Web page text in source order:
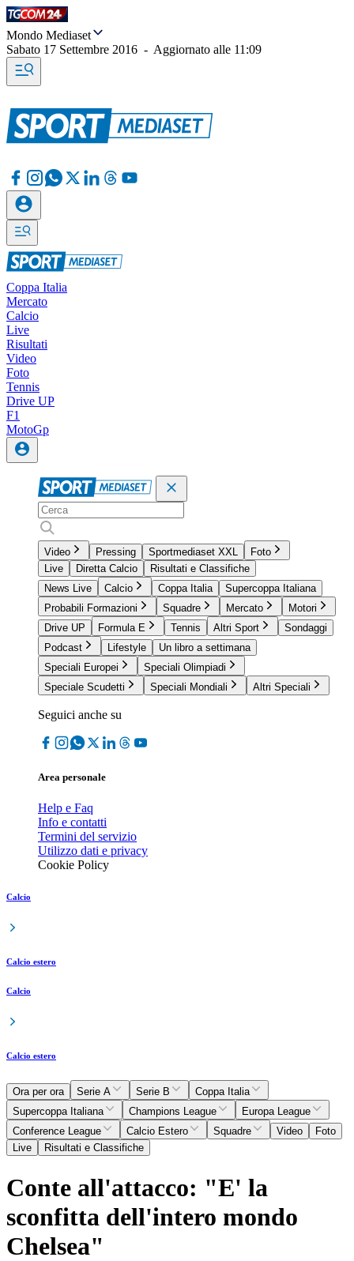
Mondo Mediaset
Sabato 17 Settembre 2016 - Aggiornato alle 11:09
Coppa Italia
Mercato
Calcio
Live
Risultati
Video
Foto
Tennis
Drive UP
F1
MotoGp
Video Pressing Sportmediaset XXL
Foto
Live
Diretta Calcio
Risultati e Classifiche
News Live
Calcio Coppa Italia
Supercoppa Italiana
Probabili Formazioni
Squadre Mercato
Motori
Drive UP
Formula E Tennis Altri Sport
Sondaggi
Podcast
Lifestyle
Un libro a settimana
Speciali Europei
Speciali Olimpiadi
Speciale Scudetti
Speciali Mondiali Altri Speciali
Seguici anche su
Area personale
Help e Faq
Info e contatti
Termini del servizio
Utilizzo dati e privacy
Cookie Policy
Calcio
Calcio estero
Calcio
Calcio estero
Ora per ora Serie A Serie B
Coppa Italia
Supercoppa Italiana
Champions League
Europa League
Conference League
Calcio Estero Squadre Video
Foto
Live
Risultati e Classifiche
Conte all'attacco: "E' la
sconfitta dell'intero mondo
Chelsea"